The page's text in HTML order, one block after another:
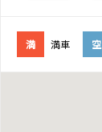
満 満車 空